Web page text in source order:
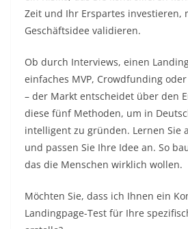
Zeit und Ihr Erspartes investieren,
Geschäftsidee validieren.
Ob durch Interviews, einen
einfaches MVP, Crowdfunding
– der Markt entscheidet über den
diese fünf Methoden, um in
intelligent zu gründen. Lernen Sie
und passen Sie Ihre Idee an. So
das die Menschen wirklich wollen.
Möchten Sie, dass ich Ihnen ein
Landingpage-Test für Ihre